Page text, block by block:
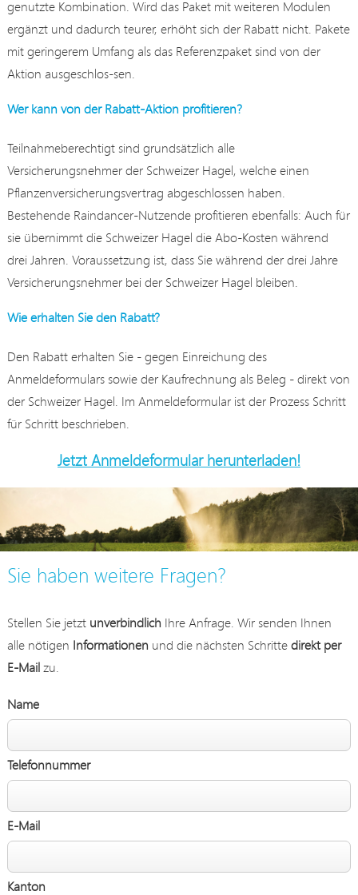
genutzte Kombination. Wird das Paket mit weiteren Modulen
ergänzt und dadurch teurer, erhöht sich der Rabatt nicht. Pakete
mit geringerem Umfang als das Referenzpaket sind von der
Aktion ausgeschlos-sen.
Wer kann von der Rabatt-Aktion profitieren?
Teilnahmeberechtigt sind grundsätzlich alle
Versicherungsnehmer der Schweizer Hagel, welche einen
Pflanzenversicherungsvertrag abgeschlossen haben.
Bestehende Raindancer-Nutzende profitieren ebenfalls: Auch für
sie übernimmt die Schweizer Hagel die Abo-Kosten während
drei Jahren. Voraussetzung ist, dass Sie während der drei Jahre
Versicherungsnehmer bei der Schweizer Hagel bleiben.
Wie erhalten Sie den Rabatt?
Den Rabatt erhalten Sie - gegen Einreichung des
Anmeldeformulars sowie der Kaufrechnung als Beleg - direkt von
der Schweizer Hagel. Im Anmeldeformular ist der Prozess Schritt
für Schritt beschrieben.
Jetzt Anmeldeformular herunterladen!
Sie haben weitere Fragen?
Stellen Sie jetzt unverbindlich Ihre Anfrage. Wir senden Ihnen
alle nötigen Informationen und die nächsten Schritte direkt per
E-Mailzu.
Name
Telefonnummer
E-Mail
Kanton